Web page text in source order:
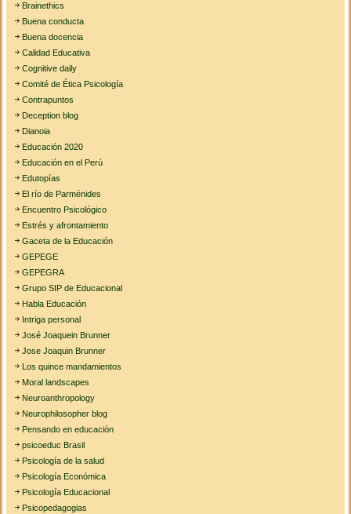
Brainethics
Buena conducta
Buena docencia
Calidad Educativa
Cognitive daily
Comité de Ética Psicología
Contrapuntos
Deception blog
Dianoia
Educación 2020
Educación en el Perú
Edutopías
El río de Parménides
Encuentro Psicológico
Estrés y afrontamiento
Gaceta de la Educación
GEPEGE
GEPEGRA
Grupo SIP de Educacional
Habla Educación
Intriga personal
José Joaquein Brunner
Jose Joaquin Brunner
Los quince mandamientos
Moral landscapes
Neuroanthropology
Neurophilosopher blog
Pensando en educación
psicoeduc Brasil
Psicología de la salud
Psicología Económica
Psicología Educacional
Psicopedagogias